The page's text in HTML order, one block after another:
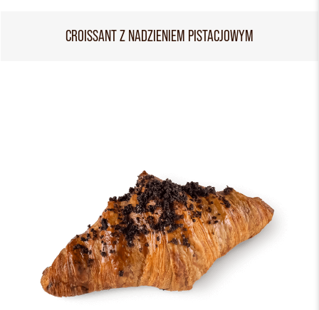
CROISSANT Z NADZIENIEM PISTACJOWYM